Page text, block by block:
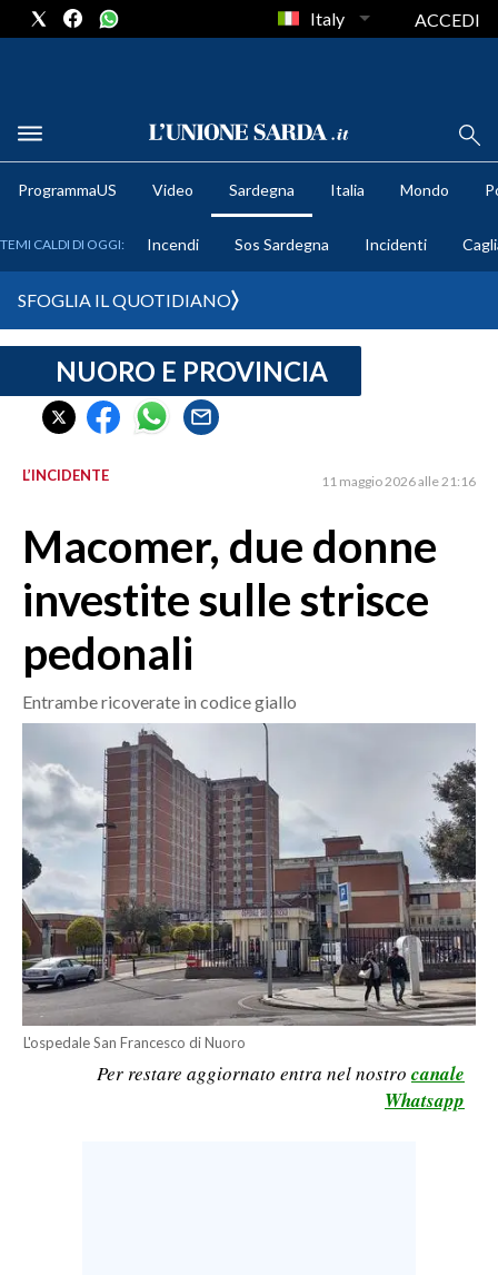
METEO
CRONACA SARDEGNA
CAGLIARI
SULCIS IGLESIENTE
ORISTANO E PROVINCIA
GALLURA
NUORO E PROVINCIA
OGLIASTRA
AGENDA
CRONACA
ITALIA
MONDO
POLITICA
ECONOMIA
SERVIZI ALLE IMPRESE
LAVORO
Italy ACCEDI
ProgrammaUS Video Sardegna Italia Mondo
TEMI CALDI DI OGGI: Incendi Sos Sardegna Incidenti
SFOGLIA IL QUOTIDIANO
NUORO E PROVINCIA
L’INCIDENTE 11 maggio 2026 alle 21:16
Macomer, due donne
investite sulle strisce
pedonali
Entrambe ricoverate in codice giallo
L'ospedale San Francesco di Nuoro
Per restare aggiornato entra nel nostro canale
Whatsapp